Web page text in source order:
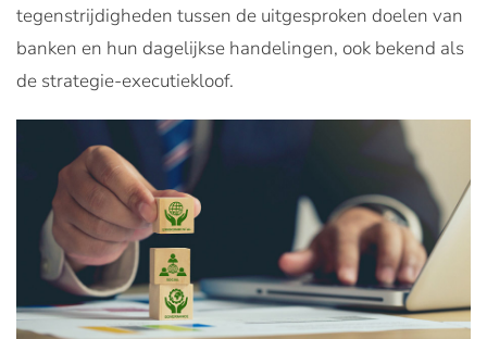
tegenstrijdigheden tussen de uitgesproken doelen van
banken en hun dagelijkse handelingen, ook bekend als
de strategie-executiekloof.